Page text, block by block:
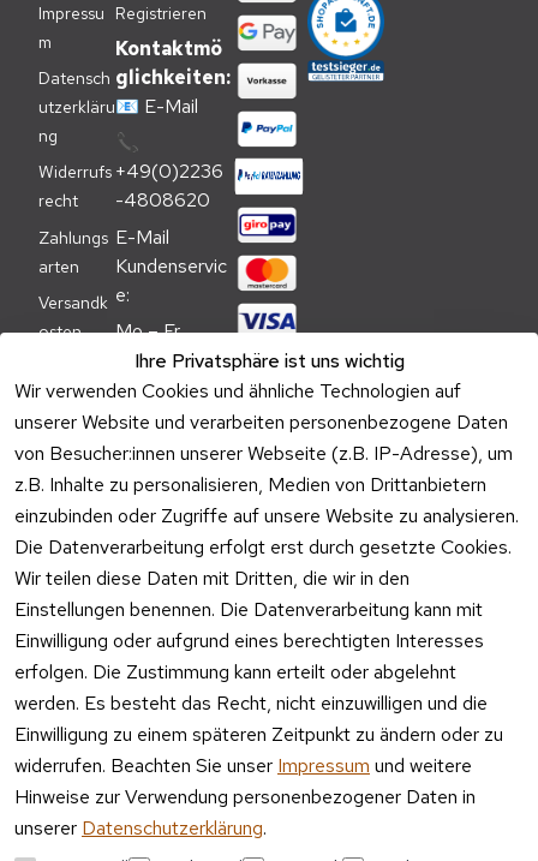
Ihre Privatsphäre ist uns wichtig
Wir verwenden Cookies und ähnliche Technologien auf
unserer Website und verarbeiten personenbezogene Daten
von Besucher:innen unserer Webseite (z.B. IP-Adresse), um
z.B. Inhalte zu personalisieren, Medien von Drittanbietern
einzubinden oder Zugriffe auf unsere Website zu analysieren.
Die Datenverarbeitung erfolgt erst durch gesetzte Cookies.
Wir teilen diese Daten mit Dritten, die wir in den
Einstellungen benennen. Die Datenverarbeitung kann mit
Einwilligung oder aufgrund eines berechtigten Interesses
erfolgen. Die Zustimmung kann erteilt oder abgelehnt
werden. Es besteht das Recht, nicht einzuwilligen und die
Einwilligung zu einem späteren Zeitpunkt zu ändern oder zu
widerrufen. Beachten Sie unser Impressum und weitere
Hinweise zur Verwendung personenbezogener Daten in
unserer Datenschutzerklärung.
Impressu
m
Datensch
utzerkläru
ng
Widerrufs
recht
Zahlungs
arten
Versandk
osten
nweis
Verpacku
ngshinwei
se
Altgeräte
-
Entsorgu
ng
Vertrag
widerrufen
Registrieren
Kontaktmö
glichkeiten:
📧 E-Mail
📞
+49(0)2236
-4808620
E-Mail
Kundenservic
e:
Mo – Fr
09:00 –
17:00 Uhr
Telefon
Kundenservic
e:
Mo – Fr 11:00
– 15:00 Uhr
Versa
ndpa
rtner